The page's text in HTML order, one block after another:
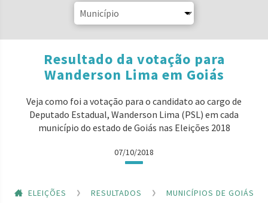
Resultado da votação para
Wanderson Lima em Goiás
Veja como foi a votação para o candidato ao cargo de
Deputado Estadual, Wanderson Lima (PSL) em cada
município do estado de Goiás nas Eleições 2018
07/10/2018
ELEIÇÕES RESULTADOS
MUNICÍPIOS DE GOIÁS